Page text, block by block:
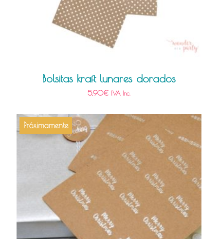
Bolsitas kraft lunares dorados
5,90€ IVA Inc.
Próximamente